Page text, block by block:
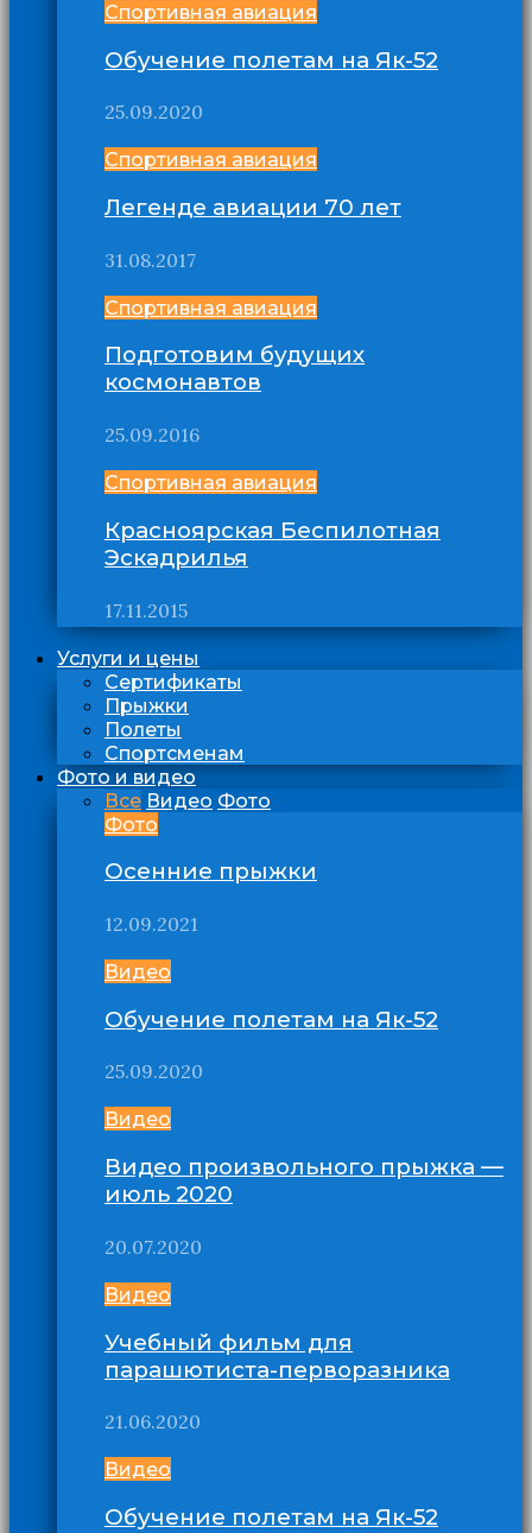
Спортивная авиация
Обучение полетам на Як-52
25.09.2020
Спортивная авиация
Легенде авиации 70 лет
31.08.2017
Спортивная авиация
Подготовим будущих
космонавтов
25.09.2016
Спортивная авиация
Красноярская Беспилотная
Эскадрилья
17.11.2015
Услуги и цены
Сертификаты
Прыжки
Полеты
Спортсменам
Фото и видео
Все Видео Фото
Фото
Осенние прыжки
12.09.2021
Видео
Обучение полетам на Як-52
25.09.2020
Видео
Видео произвольного прыжка —
июль 2020
20.07.2020
Видео
Учебный фильм для
парашютиста-перворазника
21.06.2020
Видео
Обучение полетам на Як-52